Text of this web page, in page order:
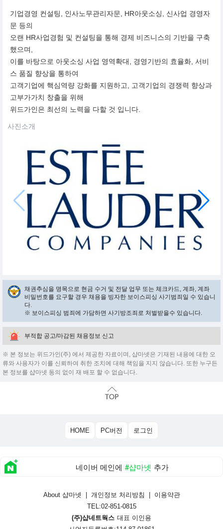
기업경영 컨설팅, 인사노무관리자문, HR아웃소싱, 신사업 경영자
문 등의
오랜 HR사업경험 및 컨설팅을 통해 경제 비즈니스의 기반을 구축
했으며,
이를 바탕으로 아웃소싱 사업 영역확대, 경영기반의 효율화, 서비
스 품질 향상을 통하여
고객기업에 핵심역량 강화를 지원하고, 고객기업의 경쟁력 향상과
고부가가치 창출을 위해
위드가인은 최선의 노력을 다할 것 입니다.
사진소개
채권추심을 명목으로 현금 수거 및 전달 업무 또는 체크카드, 계좌, 계좌
비밀번호를 요구할 경우 채용을 빙자한 보이스피싱 사기범죄일 수 있습니
다.
※ 보이스피싱 범죄에 가담하면 사기방조죄로 처벌받을수 있습니다.
부적합 공고/마감된 채용정보 신고
※ 본 정보는 위드가인(주) 에서 제공한 자료이며, 샵마넷은 기재된 내용에 대한 오
류와 사용자가 이를 신뢰하여 취한 조치에 대해 책임을 지지 않습니다. 또한 누구든
본 정보를 샵마넷 동의 없이 재 배포 할 수 없습니다.
HOME PC버전 로그인
네이버 메인에 #샵마넷 추가
About 샵마넷 개인정보 처리방침
이용약관
TEL:02-851-0815
(주)샵네트웍스 대표 이인용